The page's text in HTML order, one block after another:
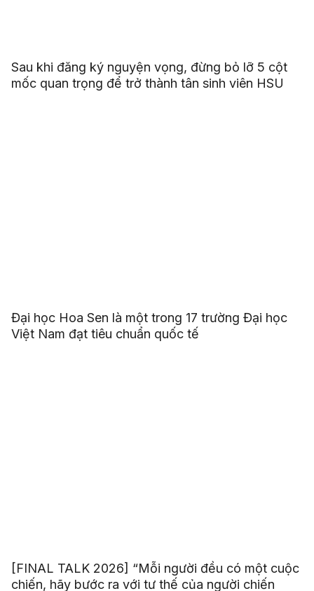
Sau khi đăng ký nguyện vọng, đừng bỏ lỡ 5 cột
mốc quan trọng để trở thành tân sinh viên HSU
Đại học Hoa Sen là một trong 17 trường Đại học
Việt Nam đạt tiêu chuẩn quốc tế
[FINAL TALK 2026] “Mỗi người đều có một cuộc
chiến, hãy bước ra với tư thế của người chiến